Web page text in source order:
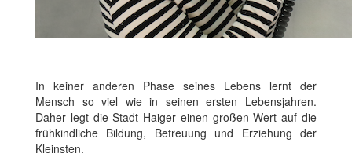
In keiner anderen Phase seines Lebens lernt der
Mensch so viel wie in seinen ersten Lebensjahren.
Daher legt die Stadt Haiger einen großen Wert auf die
frühkindliche Bildung, Betreuung und Erziehung der
Kleinsten.